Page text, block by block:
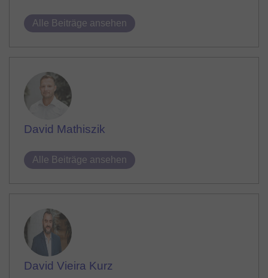
Alle Beiträge ansehen
David Mathiszik
Alle Beiträge ansehen
David Vieira Kurz